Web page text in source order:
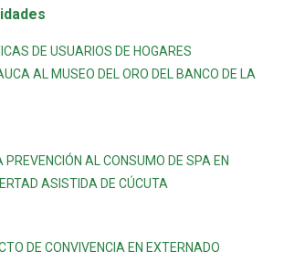
DE USUARIOS DE HOGARES
AL MUSEO DEL ORO DEL BANCO DE LA
PREVENCIÓN AL CONSUMO DE SPA EN
ASISTIDA DE CÚCUTA
DE CONVIVENCIA EN EXTERNADO